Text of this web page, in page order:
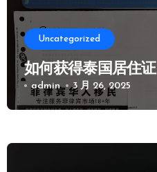
Uncategorized
如何获得泰国居住证
admin 3 月 26, 2025